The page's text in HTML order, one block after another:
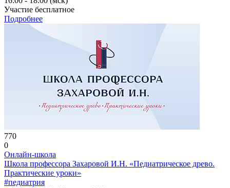
Участие бесплатное
Подробнее
770
0
Онлайн-школа
Школа профессора Захаровой И.Н. «Педиатрическое древо.
Практические уроки»
#педиатрия